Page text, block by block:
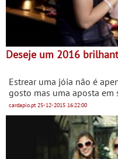
Deseje um 2016
Estrear uma jóia não é
gosto mas uma aposta
de ano é também um sinal
cardapio.pt25-12-2015 16:22:00